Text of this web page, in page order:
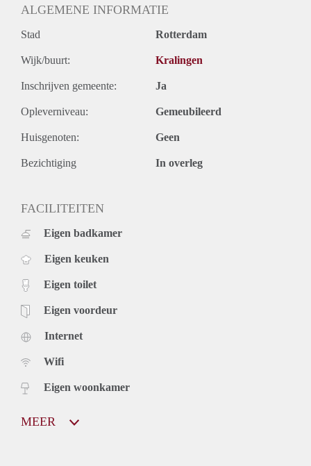
ALGEMENE INFORMATIE
Stad Rotterdam
Wijk/buurt: Kralingen
Inschrijven gemeente: Ja
Opleverniveau: Gemeubileerd
Huisgenoten: Geen
Bezichtiging In overleg
FACILITEITEN
Eigen badkamer
Eigen keuken
Eigen toilet
Eigen voordeur
Internet
Wifi
Eigen woonkamer
MEER